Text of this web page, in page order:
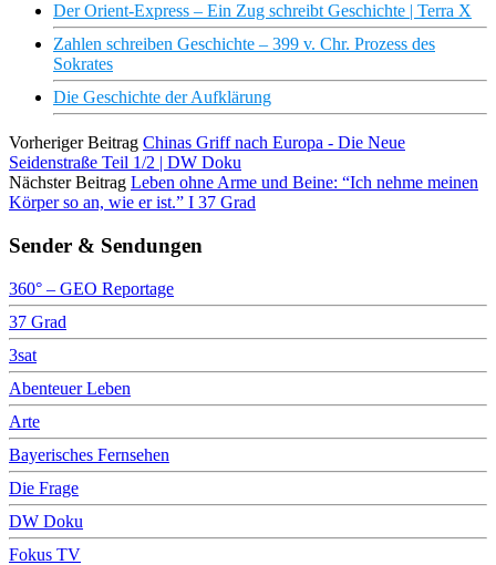
Der Orient-Express – Ein Zug schreibt Geschichte | Terra X
Zahlen schreiben Geschichte – 399 v. Chr. Prozess des
Sokrates
Die Geschichte der Aufklärung
Vorheriger Beitrag Chinas Griff nach Europa - Die Neue
Seidenstraße Teil 1/2 | DW Doku
Nächster Beitrag Leben ohne Arme und Beine: “Ich nehme meinen
Körper so an, wie er ist.” I 37 Grad
Sender & Sendungen
360° – GEO Reportage
37 Grad
3sat
Abenteuer Leben
Arte
Bayerisches Fernsehen
Die Frage
DW Doku
Fokus TV